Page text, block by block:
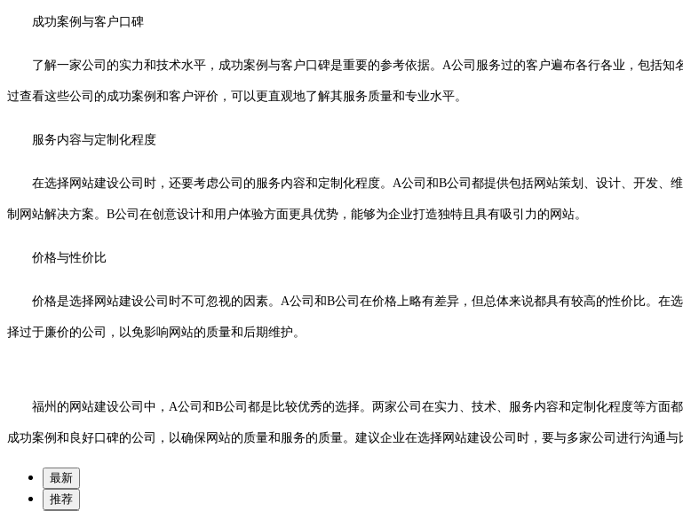
成功案例与客户口碑
了解一家公司的实力和技术水平，成功案例与客户口碑是重要的参考依据。A公司服务过的客户遍布各行各业，包括
过查看这些公司的成功案例和客户评价，可以更直观地了解其服务质量和专业水平。
服务内容与定制化程度
在选择网站建设公司时，还要考虑公司的服务内容和定制化程度。A公司和B公司都提供包括网站策划、设计、开发
制网站解决方案。B公司在创意设计和用户体验方面更具优势，能够为企业打造独特且具有吸引力的网站。
价格与性价比
价格是选择网站建设公司时不可忽视的因素。A公司和B公司在价格上略有差异，但总体来说都具有较高的性价比。
择过于廉价的公司，以免影响网站的质量和后期维护。
福州的网站建设公司中，A公司和B公司都是比较优秀的选择。两家公司在实力、技术、服务内容和定制化程度等方面
成功案例和良好口碑的公司，以确保网站的质量和服务的质量。建议企业在选择网站建设公司时，要与多家公司进行沟通与
最新
推荐